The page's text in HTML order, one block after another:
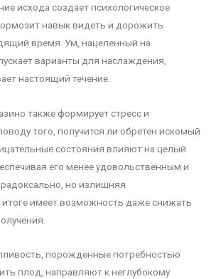
исхода создает психологическое
навык видеть и дорожить
время. Ум, нацеленный на
варианты для наслаждения,
настоящий течение.
также формирует стресс и
того, получится ли обретен искомый
состояния влияют на целый
его менее удовольственным и
но излишняя
итоге имеет возможность даже снижать
порожденные потребностью
плод, направляют к неглубокому